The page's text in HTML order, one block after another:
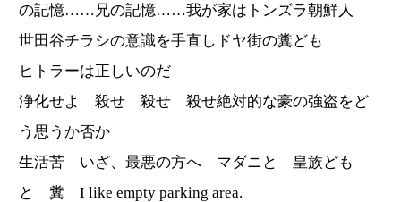
の記憶……兄の記憶……我が家はトンズラ朝鮮人
世田谷チラシの意識を手直しドヤ街の糞ども
ヒトラーは正しいのだ
浄化せよ 殺せ 殺せ 殺せ絶対的な豪の強盗をど
う思うか否か
生活苦 いざ、最悪の方へ マダニと 皇族ども
と 糞 I like empty parking area.